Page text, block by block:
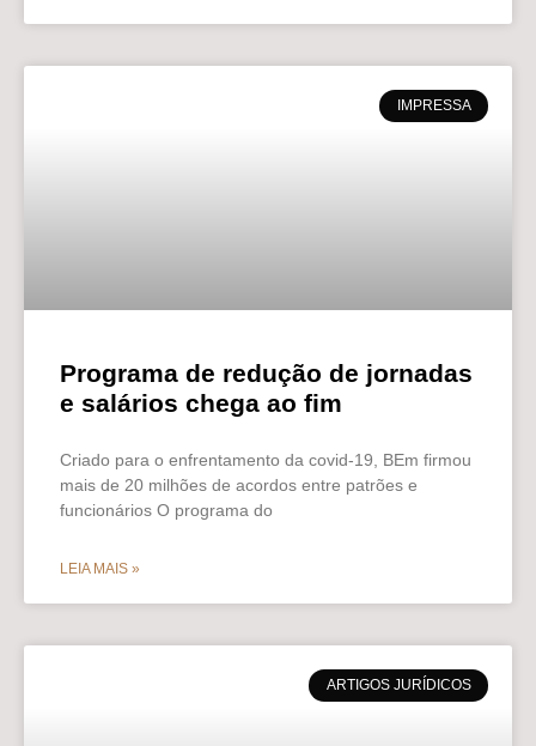
IMPRESSA
Programa de redução de jornadas
e salários chega ao fim
Criado para o enfrentamento da covid-19, BEm firmou
mais de 20 milhões de acordos entre patrões e
funcionários O programa do
LEIA MAIS »
ARTIGOS JURÍDICOS